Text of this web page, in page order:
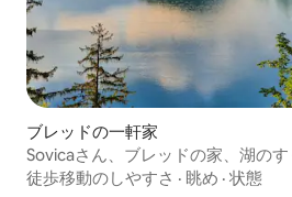
ブレッドの一軒家
Sovicaさん、ブレッドの家、湖の
徒歩移動のしやすさ · 眺め · 状態